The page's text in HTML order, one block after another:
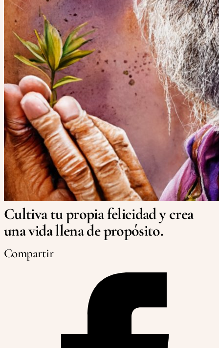
Cultiva tu propia felicidad y crea
una vida llena de propósito.
Compartir